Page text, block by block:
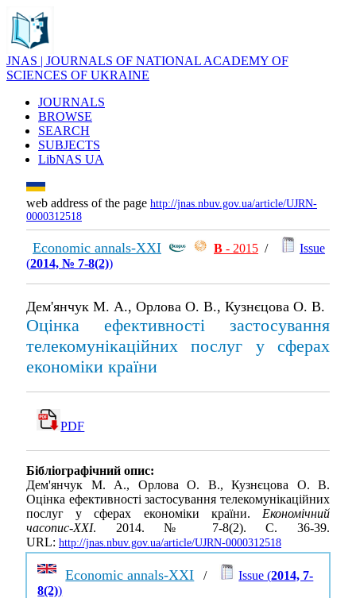
JNAS | JOURNALS OF NATIONAL ACADEMY OF
SCIENCES OF UKRAINE
JOURNALS
BROWSE
SEARCH
SUBJECTS
LibNAS UA
web address of the page http://jnas.nbuv.gov.ua/article/UJRN-
0000312518
Economic annals-XXI В - 2015 /
Issue
(2014, № 7-8(2))
Дем'янчук М. А., Орлова О. В., Кузнєцова О. В.
Оцінка ефективності застосування
телекомунікаційних послуг у сферах
економіки країни
PDF
Бібліографічний опис:
Дем'янчук М. А., Орлова О. В., Кузнєцова О. В.
Оцінка ефективності застосування телекомунікаційних
послуг у сферах економіки країни. Економічний
часопис-ХХІ. 2014. № 7-8(2). С. 36-39.
URL: http://jnas.nbuv.gov.ua/article/UJRN-0000312518
Economic annals-XXI / Issue (2014, 7-
8(2))